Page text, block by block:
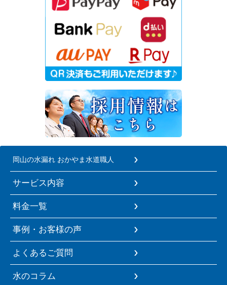
岡山の水漏れ おかやま水道職人
サービス内容
料金一覧
事例・お客様の声
よくあるご質問
水のコラム